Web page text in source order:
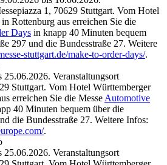
1, 70629 Stuttgart. Vom Hotel
Rottenburg aus erreichen Sie die
Days in knapp 40 Minuten bequem
297 und die Bundesstraße 27. Weitere
stuttgart.de/make-to-order-days/.
Veranstaltungsort
Stuttgart. Vom Hotel Württemberger
erreichen Sie die Messe Automotive
40 Minuten bequem über die
die Bundesstraße 27. Weitere Infos:
.
Veranstaltungsort